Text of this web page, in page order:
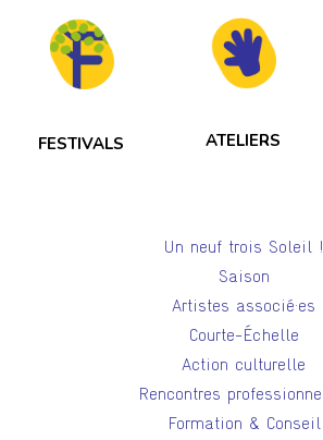
FESTIVALS ATELIERS
Un neuf trois Soleil !
Saison
Artistes associé·es
Courte-Échelle
Action culturelle
Rencontres
Formation & Conseil